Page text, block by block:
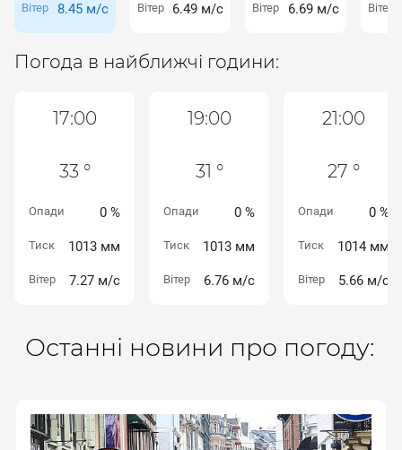
Вітер 8.45 м/с Вітер 6.49 м/с Вітер 6.69 м/с Вітер
Погода в найближчі години:
17:00
33 °
Опади 0 %
Тиск 1013 мм
Вітер 7.27 м/с
19:00
31 °
Опади 0 %
Тиск 1013 мм
Вітер 6.76 м/с
21:00
27 °
Опади 0 %
Тиск 1014 мм
Вітер 5.66 м/с
Останні новини про погоду: